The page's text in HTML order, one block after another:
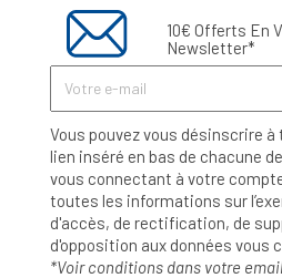
10€ Offerts En
Newsletter*
Vous pouvez vous désinscrire
lien inséré en bas de chacune
vous connectant à votre
toutes les informations sur
d'accès, de rectification, de
d'opposition aux données vous
*Voir conditions dans votre